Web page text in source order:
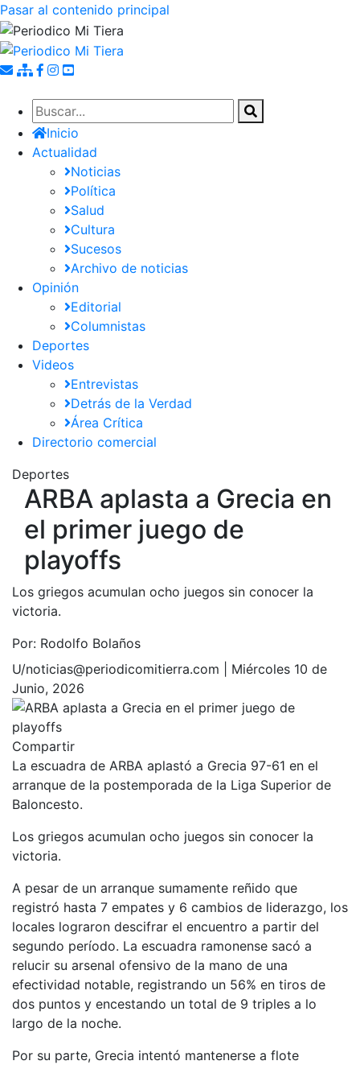
Pasar al contenido principal
Inicio
Actualidad
Noticias
Política
Salud
Cultura
Sucesos
Archivo de noticias
Opinión
Editorial
Columnistas
Deportes
Videos
Entrevistas
Detrás de la Verdad
Área Crítica
Directorio comercial
Deportes
ARBA aplasta a Grecia en
el primer juego de
playoffs
Los griegos acumulan ocho juegos sin conocer la
victoria.
Por: Rodolfo Bolaños
U/noticias@periodicomitierra.com | Miércoles 10 de
Junio, 2026
Compartir
La escuadra de ARBA aplastó a Grecia 97-61 en el
arranque de la postemporada de la Liga Superior de
Baloncesto.
Los griegos acumulan ocho juegos sin conocer la
victoria.
A pesar de un arranque sumamente reñido que
registró hasta 7 empates y 6 cambios de liderazgo, los
locales lograron descifrar el encuentro a partir del
segundo período. La escuadra ramonense sacó a
relucir su arsenal ofensivo de la mano de una
efectividad notable, registrando un 56% en tiros de
dos puntos y encestando un total de 9 triples a lo
largo de la noche.
Por su parte, Grecia intentó mantenerse a flote